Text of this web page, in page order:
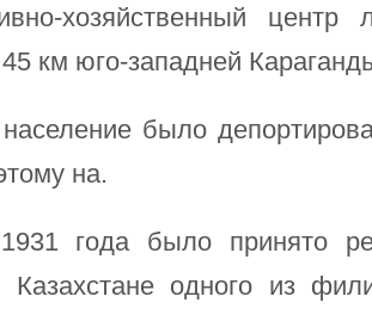
хозяйственный
км юго-западней
было
на.
года было принято
Казахстане одного из